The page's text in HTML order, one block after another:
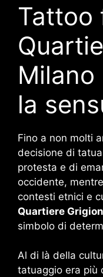
Tattoo
la
Fino a non molti
decisione di
protesta e di
occidente,
contesti etnici e
Quartiere
simbolo di
Al di là della
tatuaggio era più